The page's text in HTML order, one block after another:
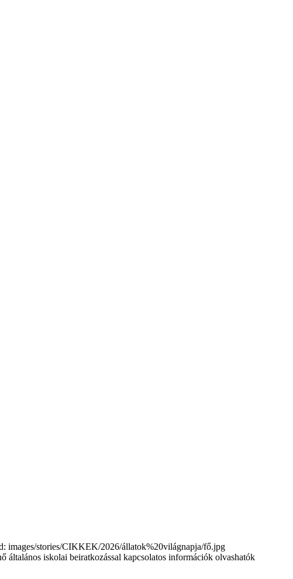
stories/CIKKEK/2026/állatok%20világnapja/fő.jpg
általános iskolai beiratkozással kapcsolatos információk olvashatók